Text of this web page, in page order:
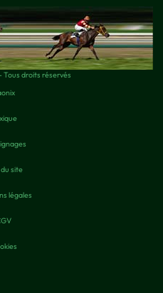
droits réservés
du site
légales